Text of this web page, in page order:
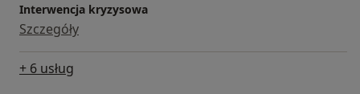
Interwencja kryzysowa
Szczegóły
+ 6 usług